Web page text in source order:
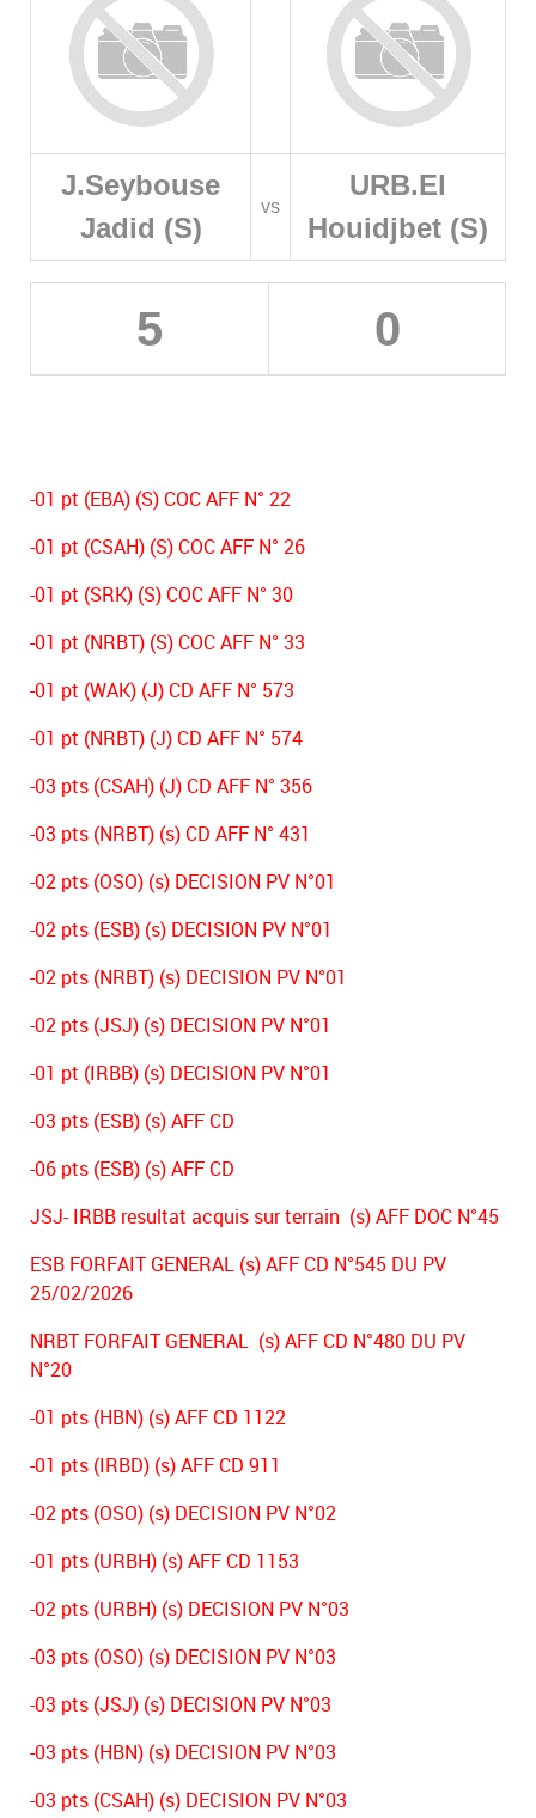
J.Seybouse
Jadid (S)
vs
URB.El
Houidjbet (S)
5 0
-01 pt (EBA) (S) COC AFF N° 22
-01 pt (CSAH) (S) COC AFF N° 26
-01 pt (SRK) (S) COC AFF N° 30
-01 pt (NRBT) (S) COC AFF N° 33
-01 pt (WAK) (J) CD AFF N° 573
-01 pt (NRBT) (J) CD AFF N° 574
-03 pts (CSAH) (J) CD AFF N° 356
-03 pts (NRBT) (s) CD AFF N° 431
-02 pts (OSO) (s) DECISION PV N°01
-02 pts (ESB) (s) DECISION PV N°01
-02 pts (NRBT) (s) DECISION PV N°01
-02 pts (JSJ) (s) DECISION PV N°01
-01 pt (IRBB) (s) DECISION PV N°01
-03 pts (ESB) (s) AFF CD
-06 pts (ESB) (s) AFF CD
JSJ- IRBB resultat acquis sur terrain (s) AFF DOC N°45
ESB FORFAIT GENERAL (s) AFF CD N°545 DU PV
25/02/2026
NRBT FORFAIT GENERAL (s) AFF CD N°480 DU PV
N°20
-01 pts (HBN) (s) AFF CD 1122
-01 pts (IRBD) (s) AFF CD 911
-02 pts (OSO) (s) DECISION PV N°02
-01 pts (URBH) (s) AFF CD 1153
-02 pts (URBH) (s) DECISION PV N°03
-03 pts (OSO) (s) DECISION PV N°03
-03 pts (JSJ) (s) DECISION PV N°03
-03 pts (HBN) (s) DECISION PV N°03
-03 pts (CSAH) (s) DECISION PV N°03